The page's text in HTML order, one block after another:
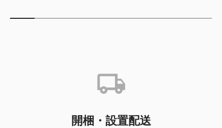
開梱・設置配送